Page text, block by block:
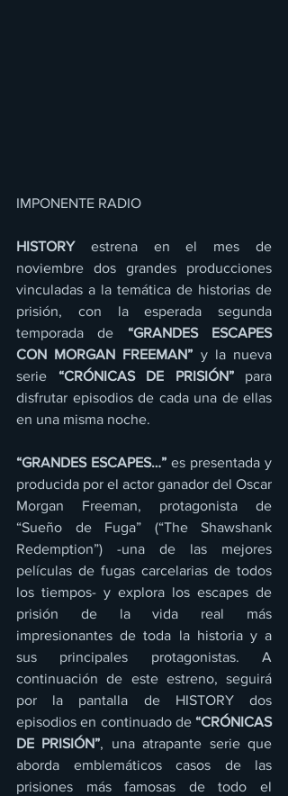
IMPONENTE RADIO
HISTORY estrena en el mes de
noviembre dos grandes producciones
vinculadas a la temática de historias de
prisión, con la esperada segunda
temporada de “GRANDES ESCAPES
CON MORGAN FREEMAN” y la nueva
serie “CRÓNICAS DE PRISIÓN” para
disfrutar episodios de cada una de ellas
en una misma noche.
“GRANDES ESCAPES…” es presentada y
producida por el actor ganador del Oscar
Morgan Freeman, protagonista de
“Sueño de Fuga” (“The Shawshank
Redemption”) -una de las mejores
películas de fugas carcelarias de todos
los tiempos- y explora los escapes de
prisión de la vida real más
impresionantes de toda la historia y a
sus principales protagonistas. A
continuación de este estreno, seguirá
por la pantalla de HISTORY dos
episodios en continuado de “CRÓNICAS
DE PRISIÓN”, una atrapante serie que
aborda emblemáticos casos de las
prisiones más famosas de todo el